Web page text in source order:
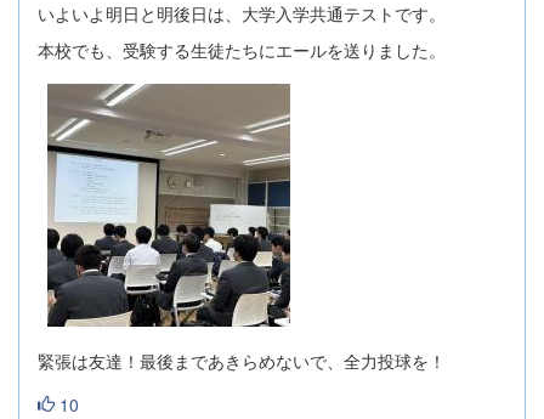
いよいよ明日と明後日は、大学入学共通テストです。
本校でも、受験する生徒たちにエールを送りました。
緊張は友達！最後まであきらめないで、全力投球を！
10